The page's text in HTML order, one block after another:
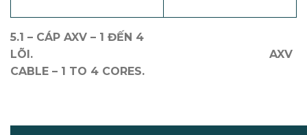
5.1 – CÁP AXV – 1 ĐẾN 4
LÕI. AXV
CABLE – 1 TO 4 CORES.